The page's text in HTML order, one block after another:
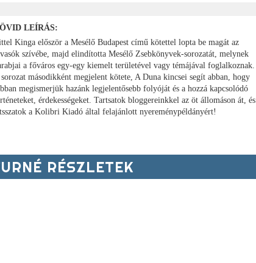
LEÍRÁS:
Kinga először a Mesélő Budapest című kötettel lopta be magát az
szívébe, majd elindította Mesélő Zsebkönyvek-sorozatát, melynek
a főváros egy-egy kiemelt területével vagy témájával foglalkoznak.
másodikként megjelent kötete, A Duna kincsei segít abban, hogy
megismerjük hazánk legjelentősebb folyóját és a hozzá kapcsolódó
érdekességeket. Tartsatok bloggereinkkel az öt állomáson át, és
a Kolibri Kiadó által felajánlott nyereménypéldányért!
RÉSZLETEK